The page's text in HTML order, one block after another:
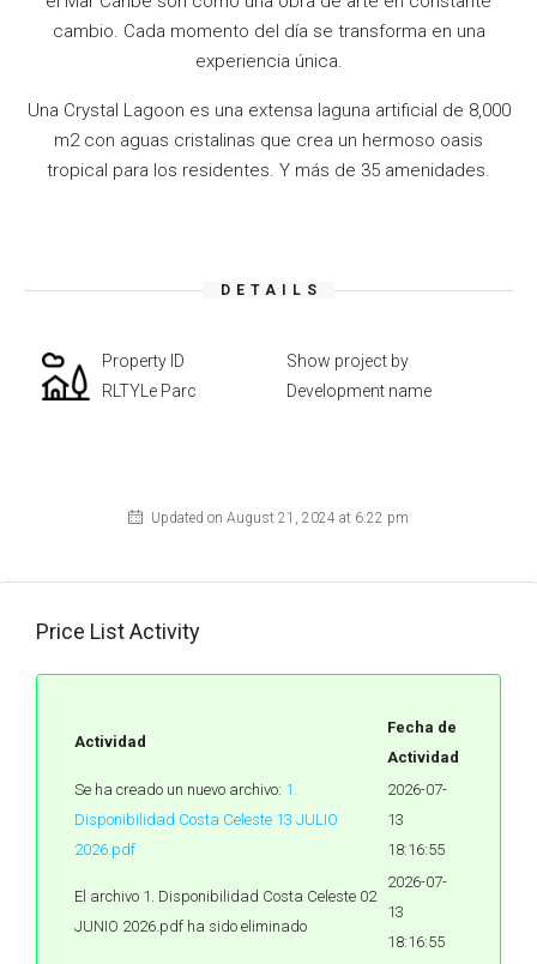
cambio. Cada momento del día se transforma en una
experiencia única.
Una Crystal Lagoon es una extensa laguna artificial de 8,000
m2 con aguas cristalinas que crea un hermoso oasis
tropical para los residentes. Y más de 35 amenidades.
DETAILS
Property ID
RLTYLe Parc
Show project by
Development name
Updated on August 21, 2024 at 6:22 pm
Price List Activity
Actividad
Fecha de
Actividad
Se ha creado un nuevo archivo: 1.
Disponibilidad Costa Celeste 13 JULIO
2026.pdf
2026-07-
13
18:16:55
El archivo 1. Disponibilidad Costa Celeste 02
JUNIO 2026.pdf ha sido eliminado
2026-07-
13
18:16:55